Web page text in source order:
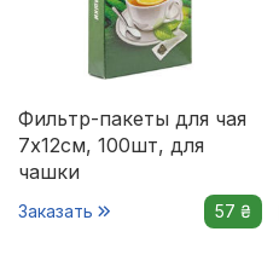
Фильтр-пакеты для чая
7х12cм, 100шт, для
чашки
Заказать 57 ₴